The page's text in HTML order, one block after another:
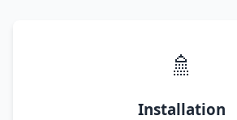
🚿
Installation